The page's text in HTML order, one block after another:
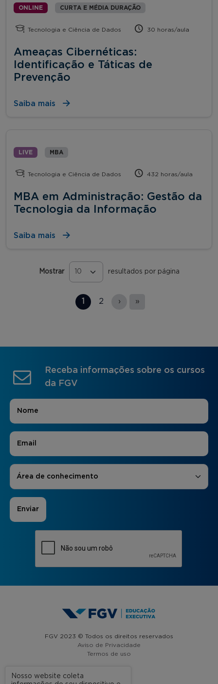
ONLINE CURTA E MÉDIA DURAÇÃO
Tecnologia e Ciência de Dados 30 horas/aula
Ameaças Cibernéticas:
Identificação e Táticas de
Prevenção
Saiba mais
LIVE MBA
Tecnologia e Ciência de Dados 432 horas/aula
MBA em Administração: Gestão da
Tecnologia da Informação
Saiba mais
Mostrar resultados por página
1 2 › »
Receba informações sobre os cursos
da FGV
Nome
E-mail
Áreas de Interesse
Área de conhecimento
FGV 2023 © Todos os direitos reservados
Aviso de Privacidade
Termos de uso
Nosso website coleta